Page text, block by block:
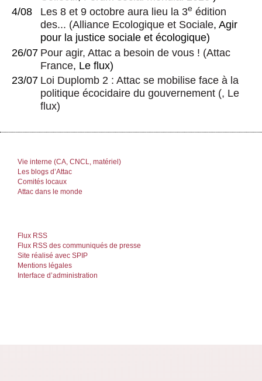
4/08
Les 8 et 9 octobre aura lieu la 3e édition
des... (Alliance Ecologique et Sociale, Agir
pour la justice sociale et écologique)
26/07 Pour agir, Attac a besoin de vous ! (Attac
France, Le flux)
23/07 Loi Duplomb 2 : Attac se mobilise face à la
politique écocidaire du gouvernement (, Le
flux)
Vie interne (CA, CNCL, matériel)
Les blogs d’Attac
Comités locaux
Attac dans le monde
Flux RSS
Flux RSS des communiqués de presse
Site réalisé avec SPIP
Mentions légales
Interface d’administration